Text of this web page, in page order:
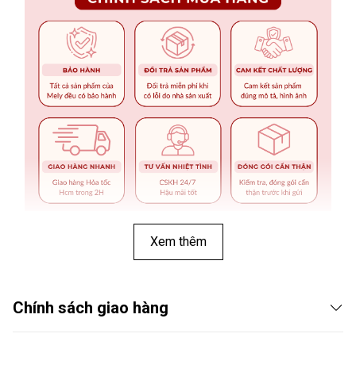
Xem thêm
Chính sách giao hàng